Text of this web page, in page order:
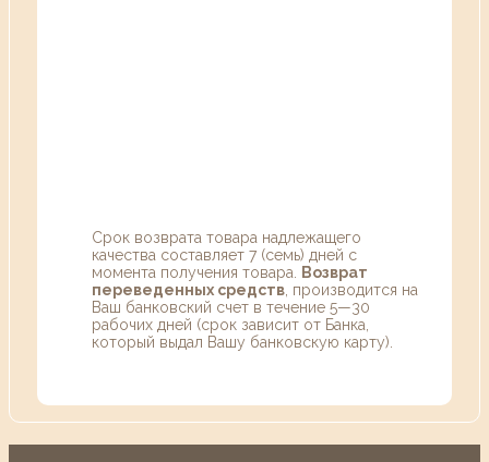
Срок возврата товара надлежащего
качества составляет 7 (семь) дней с
момента получения товара.
Возврат
переведенных средств , производится на
Ваш банковский счет в течение 5—30
рабочих дней (срок зависит от Банка,
который выдал Вашу банковскую карту).